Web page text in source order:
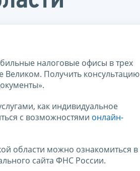
налоговые офисы в трех
Великом. Получить консультацию
как индивидуальное
с возможностями онлайн-
области можно ознакомиться в
сайта ФНС России.